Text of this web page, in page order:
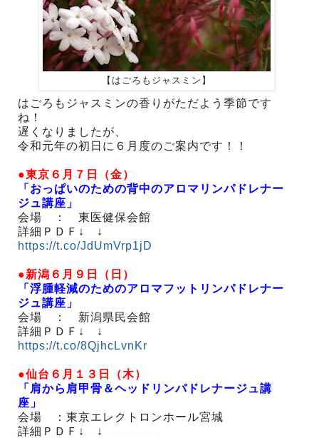
【はごろもジャスミン】
はごろもジャスミンの香りがただよう季節です
ね！
遅くなりましたが、
令和元年の初日に６月度のご案内です！！
●東京６月７日（金）
「おっぱいのための背中のアロマリンパドレナー
ジュ講座」
会場 ： 東医健保会館
詳細ＰＤＦ↓ ↓
https://t.co/JdUmVrp1jD
●新潟６月９日（日）
「浮腫軽減のためのアロマフットリンパドレナー
ジュ講座」
会場 ： 新潟県民会館
詳細ＰＤＦ↓ ↓
https://t.co/8QjhcLvnKr
●仙台６月１３日（木）
「肩から肩甲骨＆ヘッドリンパドレナージュ講
座」
会場 ：東京エレクトロンホール宮城
詳細ＰＤＦ↓ ↓